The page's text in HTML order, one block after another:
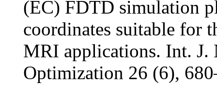
(EC) FDTD simulation
coordinates suitable for
MRI applications. Int. J.
Optimization 26 (6),